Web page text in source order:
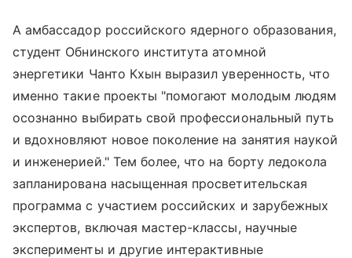
А амбассадор российского ядерного образования,
студент Обнинского института атомной
энергетики Чанто Кхын выразил уверенность, что
именно такие проекты "помогают молодым людям
осознанно выбирать свой профессиональный путь
и вдохновляют новое поколение на занятия наукой
и инженерией." Тем более, что на борту ледокола
запланирована насыщенная просветительская
программа с участием российских и зарубежных
экспертов, включая мастер-классы, научные
эксперименты и другие интерактивные